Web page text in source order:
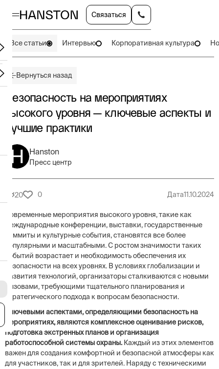
Связаться
Все статьи Интервью Корпоративная культура
Вернуться назад
Безопасность на мероприятиях
высокого уровня — ключевые аспекты и
лучшие практики
Hanston
Пресс центр
20 0 Дата11.10.2024
Современные мероприятия высокого уровня, такие как
международные конференции, выставки, государственные
саммиты и культурные события, становятся все более
популярными и масштабными. С ростом значимости таких
событий возрастает и необходимость обеспечения их
безопасности на всех уровнях. В условиях глобализации и
развития технологий, организаторы сталкиваются с новыми
вызовами, требующими тщательного планирования и
стратегического подхода к вопросам безопасности.
Ключевыми аспектами, определяющими безопасность на
мероприятиях, являются комплексное оценивание рисков,
подготовка экстренных планов и организация
работоспособной системы охраны. Каждый из этих элементов
важен для создания комфортной и безопасной атмосферы как
для участников, так и для зрителей. Наряду с техническими